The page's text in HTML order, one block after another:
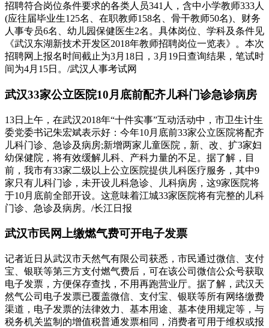
招聘符合岗位条件要求的各类人员341人，含中小学教师333人
(应往届毕业生125名、在职教师158名、骨干教师50名)、财务
人事专员6名、幼儿园保健医生2名。具体岗位、学科及条件见
《武汉东湖新技术开发区2018年教师招聘岗位一览表》。本次
招聘网上报名时间截止为3月18日，3月19日查询结果，笔试时
间为4月15日。/武汉人事考试网
武汉33家公立医院10月底前配齐儿科门诊急诊病房
13日上午，在武汉2018年“十件实事”互动活动中，市卫生计生
委党委书记朱宏斌表示好：今年10月底前33家公立医院将配齐
儿科门诊、急诊及病房;新增两家儿童医院，新、改、扩3家妇
幼保健院，将有效缓解儿科、产科力量的不足。据了解，目
前，我市有33家二级以上公立医院提供儿科医疗服务，其中9
家只有儿科门诊，未开设儿科急诊、儿科病房，这9家医院将
于10月底前全部开设。这意味着江城33家医院将有完整的儿科
门诊、急诊及病房。/长江日报
武汉市民网上缴燃气费可开电子发票
记者近日从武汉市天然气有限公司获悉，市民通过微信、支付
宝、银联等第三方支付燃气费后，可在该公司微信公众号获取
电子发票，方便保存查找，不用再跑营业厅。据了解，武汉天
然气公司电子发票已覆盖微信、支付宝、银联等所有网络缴费
渠道，电子发票的法律效力、基本用途、基本使用规定等，与
税务机关监制的增值税普通发票相同，消费者可用于维权或报